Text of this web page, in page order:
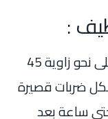
استعمل فرشاة ذات شعيرات ناعمة على نحو زاوية 45
ضربات قصيرة
ساعة بعد